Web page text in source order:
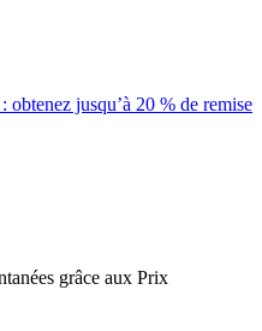
obtenez jusqu’à 20 % de remise
grâce aux Prix